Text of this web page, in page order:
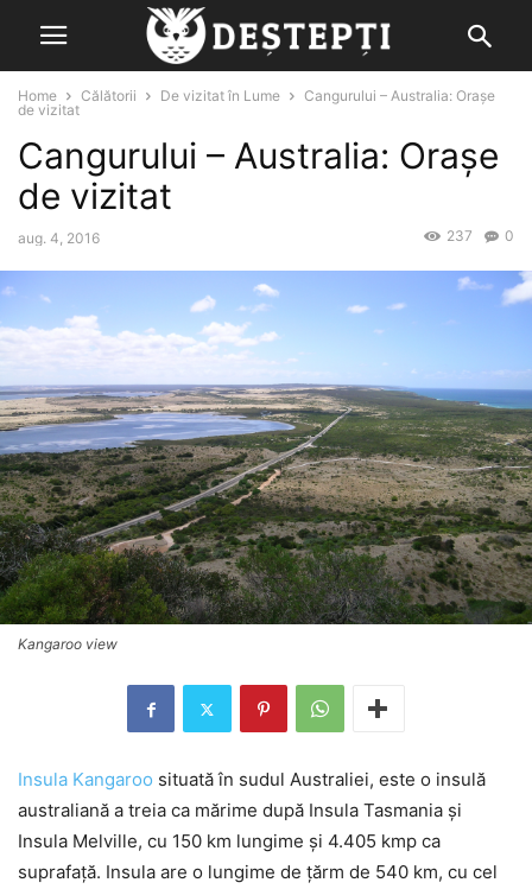
Home Călătorii De vizitat în Lume
Cangurului – Australia: Orașe
de vizitat
Cangurului – Australia: Orașe
de vizitat
aug. 4, 2016 0
237
Kangaroo view
Insula Kangaroo situată în sudul Australiei, este o insulă
australiană a treia ca mărime după Insula Tasmania și
Insula Melville, cu 150 km lungime și 4.405 kmp ca
suprafață. Insula are o lungime de țărm de 540 km, cu cel